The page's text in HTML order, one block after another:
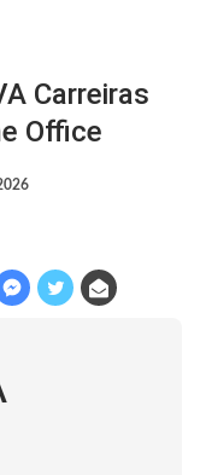
Carreiras
Office